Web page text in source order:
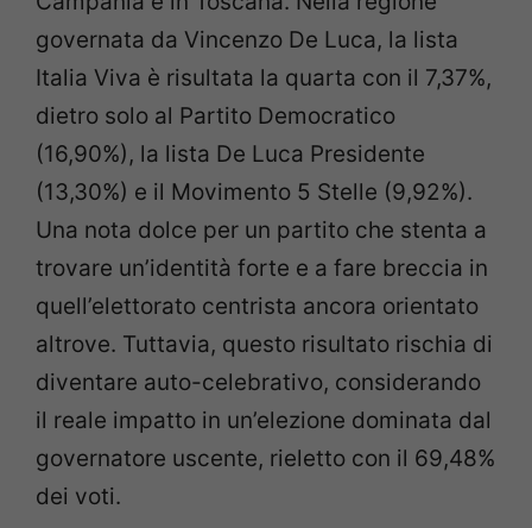
governata da Vincenzo De Luca, la lista
Italia Viva è risultata la quarta con il 7,37%,
dietro solo al Partito Democratico
(16,90%), la lista De Luca Presidente
(13,30%) e il Movimento 5 Stelle (9,92%).
Una nota dolce per un partito che stenta a
trovare un’identità forte e a fare breccia in
quell’elettorato centrista ancora orientato
altrove. Tuttavia, questo risultato rischia di
diventare auto-celebrativo, considerando
il reale impatto in un’elezione dominata dal
governatore uscente, rieletto con il 69,48%
dei voti.